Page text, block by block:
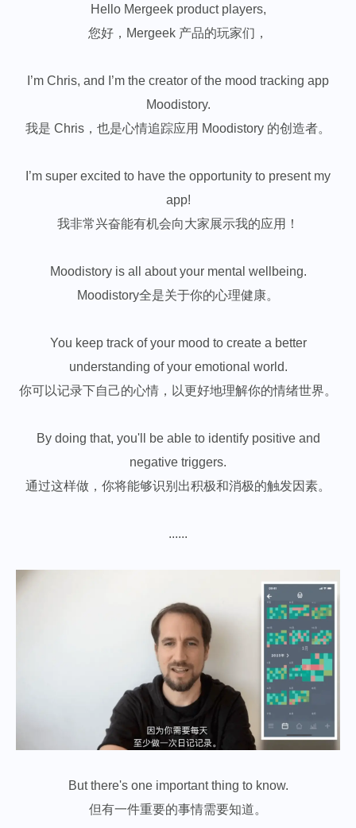
Hello Mergeek product players,
您好，Mergeek 产品的玩家们，
I’m Chris, and I’m the creator of the mood tracking app
Moodistory.
我是 Chris，也是心情追踪应用 Moodistory 的创造者。
I’m super excited to have the opportunity to present my
app!
我非常兴奋能有机会向大家展示我的应用！
Moodistory is all about your mental wellbeing.
Moodistory全是关于你的心理健康。
You keep track of your mood to create a better
understanding of your emotional world.
你可以记录下自己的心情，以更好地理解你的情绪世界。
By doing that, you'll be able to identify positive and
negative triggers.
通过这样做，你将能够识别出积极和消极的触发因素。
......
But there's one important thing to know.
但有一件重要的事情需要知道。